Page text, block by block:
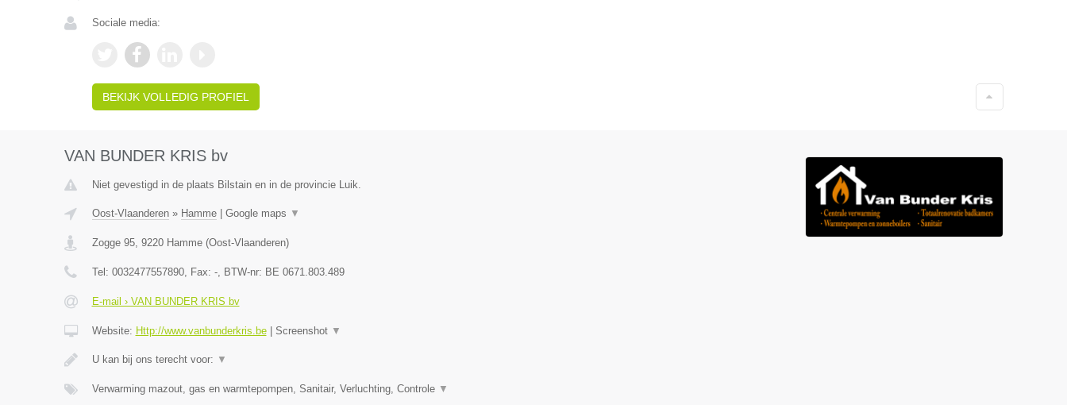
Sociale media:
BEKIJK VOLLEDIG PROFIEL
VAN BUNDER KRIS bv
Niet gevestigd in de plaats Bilstain en in de provincie Luik.
Oost-Vlaanderen» Hamme| Google maps ▼
Zogge 95, 9220 Hamme(Oost-Vlaanderen)
Tel: 0032477557890, Fax: -, BTW-nr: BE 0671.803.489
E-mail › VAN BUNDER KRIS bv
Website: Http://www.vanbunderkris.be| Screenshot ▼
U kan bij ons terecht voor: ▼
Verwarming mazout, gas en warmtepompen, Sanitair, Verluchting, Controle ▼